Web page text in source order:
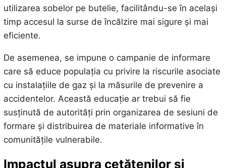
utilizarea sobelor pe butelie, facilitându-se în același
timp accesul la surse de încălzire mai sigure și mai
eficiente.
De asemenea, se impune o campanie de informare
care să educe populația cu privire la riscurile asociate
cu instalațiile de gaz și la măsurile de prevenire a
accidentelor. Această educație ar trebui să fie
susținută de autorități prin organizarea de sesiuni de
formare și distribuirea de materiale informative în
comunitățile vulnerabile.
Impactul asupra cetățenilor și